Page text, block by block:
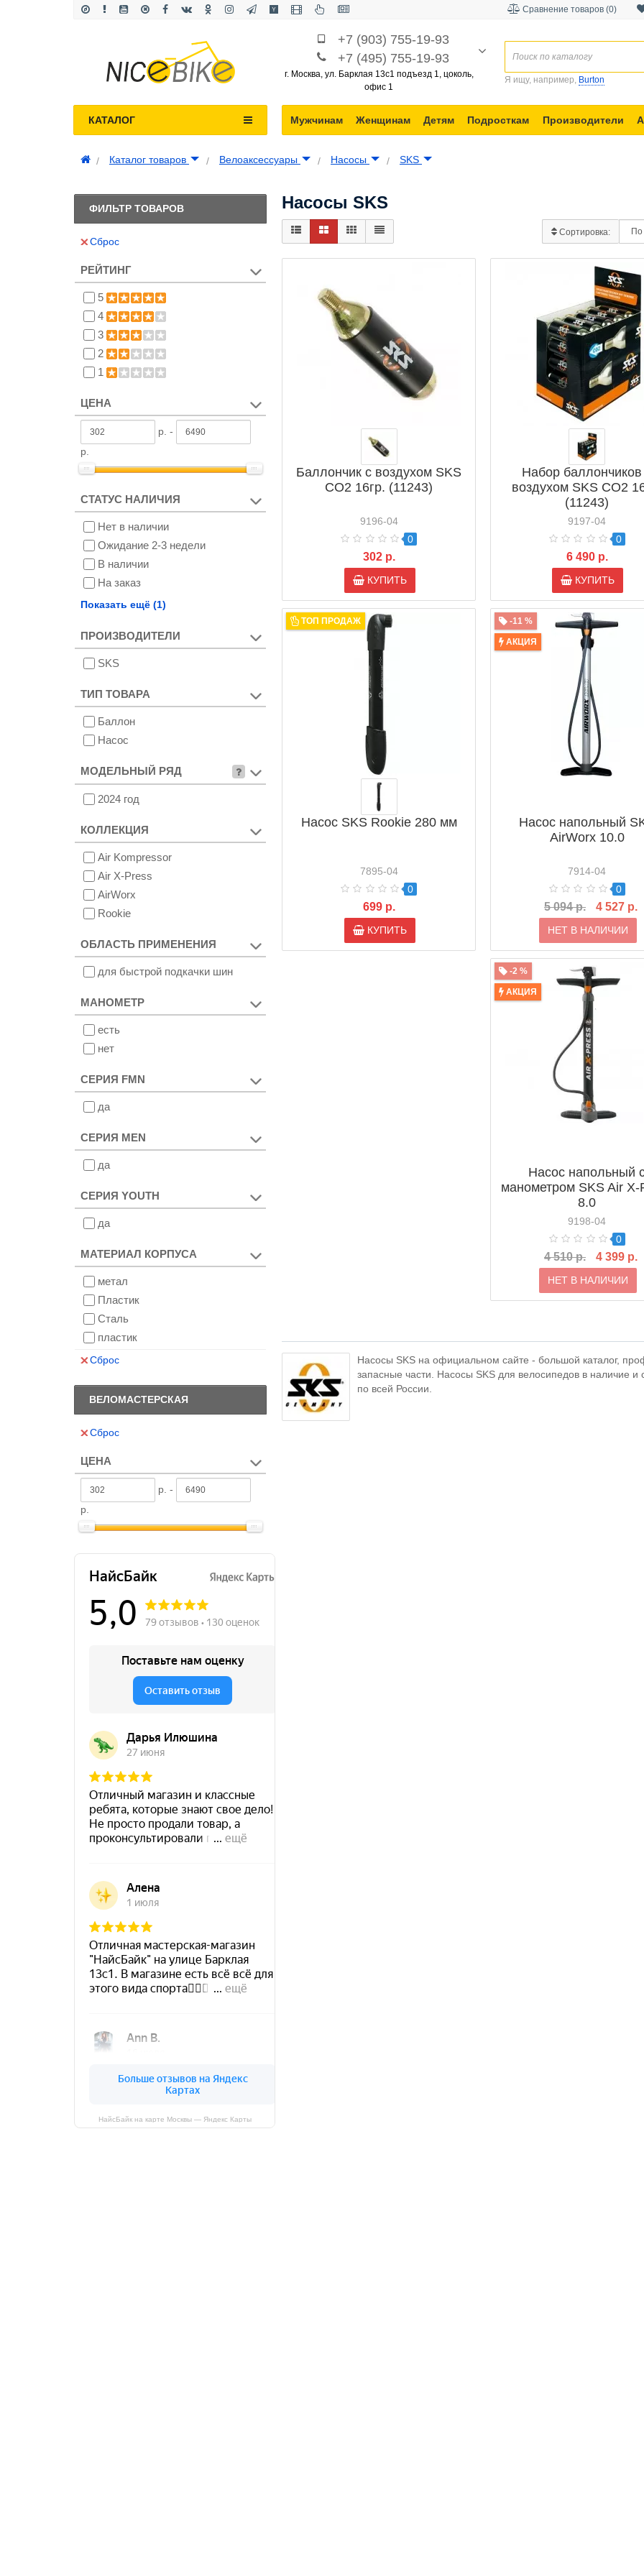
Сравнение товаров (0)
+7 (903) 755-19-93
+7 (495) 755-19-93
г. Москва, ул. Барклая 13с1 подъезд 1, цоколь,
офис 1
Я ищу, например, Burton
Мужчинам Женщинам Детям Подросткам Производители
КАТАЛОГ
Каталог товаров Велоаксессуары Насосы SKS
ФИЛЬТР ТОВАРОВ
Сброс
РЕЙТИНГ
5
4
3
2
1
ЦЕНА
р. -
р.
СТАТУС НАЛИЧИЯ
Нет в наличии
Ожидание 2-3 недели
В наличии
На заказ
Снят с производства
Показать ещё (1)
ПРОИЗВОДИТЕЛИ
SKS
ТИП ТОВАРА
Баллон
Насос
МОДЕЛЬНЫЙ РЯД
2024 год
КОЛЛЕКЦИЯ
Air Kompressor
Air X-Press
AirWorx
Rookie
ОБЛАСТЬ ПРИМЕНЕНИЯ
для быстрой подкачки шин
МАНОМЕТР
есть
нет
СЕРИЯ FMN
да
СЕРИЯ MEN
да
СЕРИЯ YOUTH
да
МАТЕРИАЛ КОРПУСА
метал
Пластик
Сталь
пластик
Сброс
ВЕЛОМАСТЕРСКАЯ
Сброс
ЦЕНА
р. -
р.
НайсБайк на карте Москвы — Яндекс Карты
Насосы SKS
Сортировка:
Баллончик с воздухом SKS
CO2 16гр. (11243)
9196-04
0
302 р.
КУПИТЬ
Набор баллончиков
воздухом SKS CO2
(11243)
9197-04
0
6 490 р.
КУПИТЬ
ТОП ПРОДАЖ
Насос SKS Rookie 280 мм
7895-04
0
699 р.
КУПИТЬ
-11 %
АКЦИЯ
Насос напольный
AirWorx 10.0
7914-04
0
5 094 р. 4 527 р.
НЕТ В НАЛИЧИИ
-2 %
АКЦИЯ
Насос напольный
манометром SKS Air X-
8.0
9198-04
0
4 510 р. 4 399 р.
НЕТ В НАЛИЧИИ
Насосы SKS на официальном сайте - большой каталог,
запасные части. Насосы SKS для велосипедов в наличие
по всей России.